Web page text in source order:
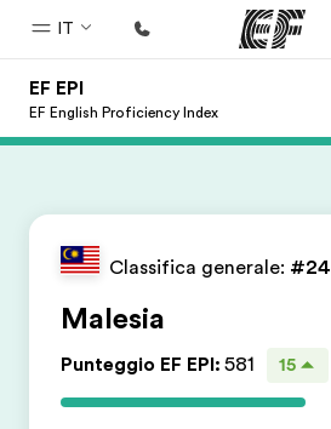
IT
Homepage
Trova l'ufficio più vicino
Chi siamo
EF EPI
EF English Proficiency Index
Classifica generale: #24
Malesia
Punteggio EF EPI: 581 15